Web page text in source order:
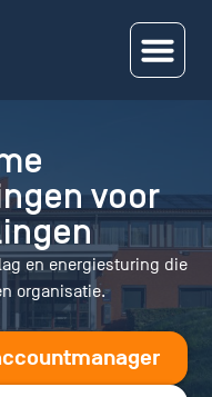
voor
en energiesturing die
organisatie.